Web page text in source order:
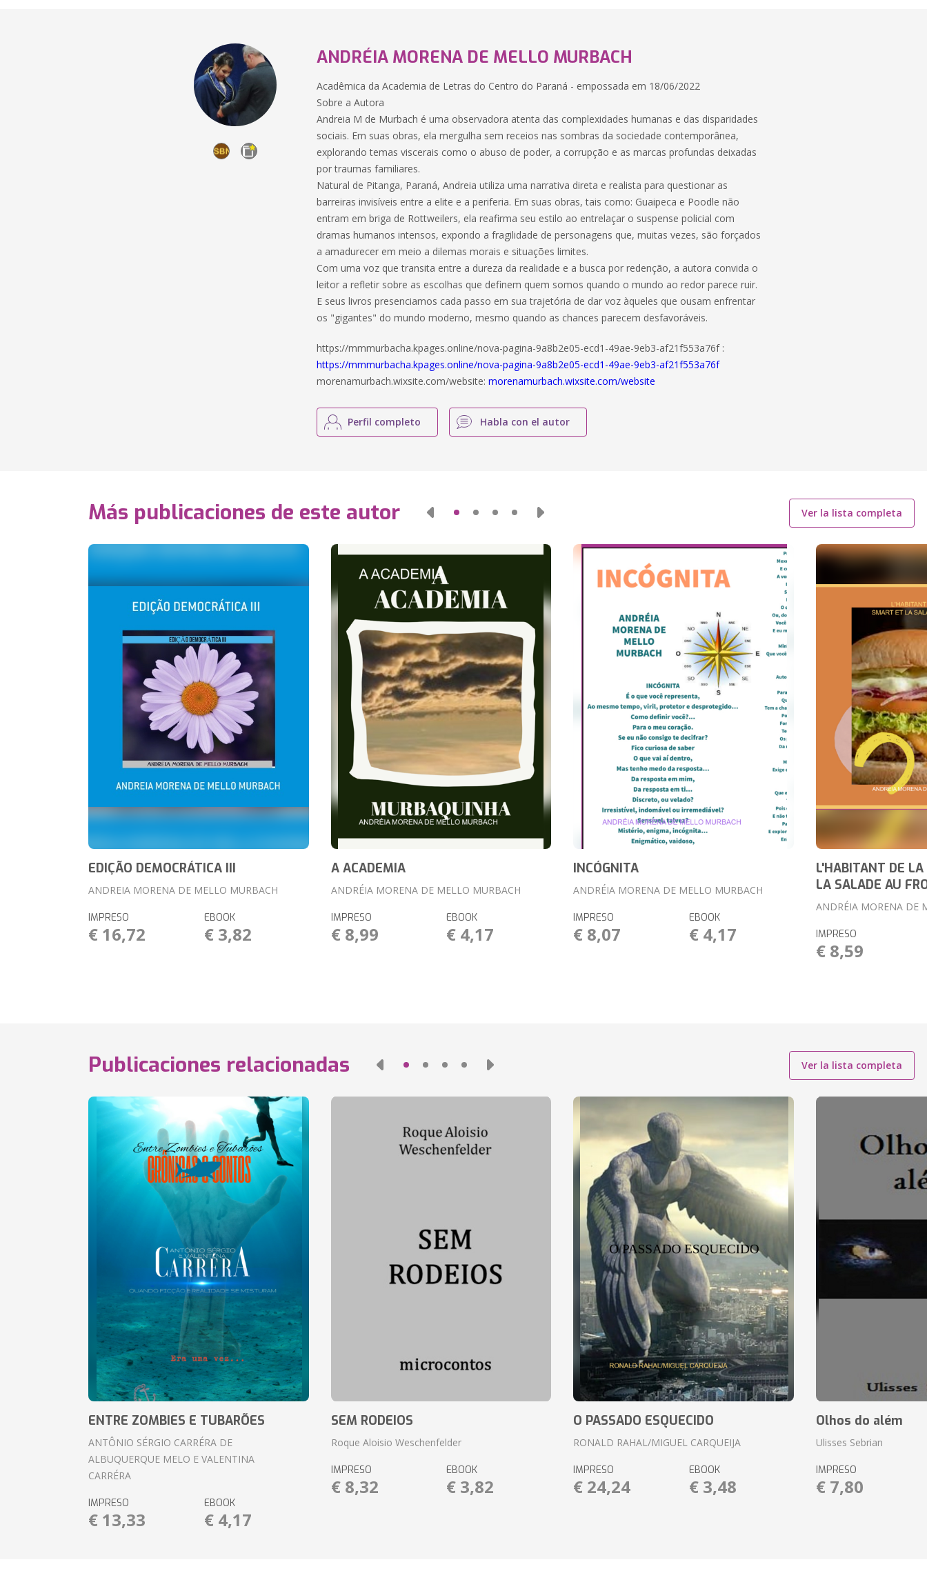
ANDRÉIA MORENA DE MELLO MURBACH
Acadêmica da Academia de Letras do Centro do Paraná - empossada em 18/06/2022
Sobre a Autora
Andreia M de Murbach é uma observadora atenta das complexidades humanas e das disparidades
sociais. Em suas obras, ela mergulha sem receios nas sombras da sociedade contemporânea,
explorando temas viscerais como o abuso de poder, a corrupção e as marcas profundas deixadas
por traumas familiares.
Natural de Pitanga, Paraná, Andreia utiliza uma narrativa direta e realista para questionar as
barreiras invisíveis entre a elite e a periferia. Em suas obras, tais como: Guaipeca e Poodle não
entram em briga de Rottweilers, ela reafirma seu estilo ao entrelaçar o suspense policial com
dramas humanos intensos, expondo a fragilidade de personagens que, muitas vezes, são forçados
a amadurecer em meio a dilemas morais e situações limites.
Com uma voz que transita entre a dureza da realidade e a busca por redenção, a autora convida o
leitor a refletir sobre as escolhas que definem quem somos quando o mundo ao redor parece ruir.
E seus livros presenciamos cada passo em sua trajetória de dar voz àqueles que ousam enfrentar
os "gigantes" do mundo moderno, mesmo quando as chances parecem desfavoráveis.
https://mmmurbacha.kpages.online/nova-pagina-9a8b2e05-ecd1-49ae-9eb3-af21f553a76f :
https://mmmurbacha.kpages.online/nova-pagina-9a8b2e05-ecd1-49ae-9eb3-af21f553a76f
morenamurbach.wixsite.com/website:morenamurbach.wixsite.com/website
Perfil completo Habla con el autor
Más publicaciones de este autor Ver la lista completa
EDIÇÃO DEMOCRÁTICA III
ANDREIA MORENA DE MELLO MURBACH
IMPRESO
€ 16,72
EBOOK
€ 3,82
A ACADEMIA
ANDRÉIA MORENA DE MELLO MURBACH
IMPRESO
€ 8,99
EBOOK
€ 4,17
INCÓGNITA
ANDRÉIA MORENA DE MELLO MURBACH
IMPRESO
€ 8,07
EBOOK
€ 4,17
L'HABITANT DE
LA SALADE AU
ANDRÉIA MORENA DE
IMPRESO
€ 8,59
Publicaciones relacionadas Ver la lista completa
ENTRE ZOMBIES E TUBARÕES
ANTÔNIO SÉRGIO CARRÉRA DE
ALBUQUERQUE MELO E VALENTINA
CARRÉRA
IMPRESO
€ 13,33
EBOOK
€ 4,17
SEM RODEIOS
Roque Aloisio Weschenfelder
IMPRESO
€ 8,32
EBOOK
€ 3,82
O PASSADO ESQUECIDO
RONALD RAHAL/MIGUEL CARQUEIJA
IMPRESO
€ 24,24
EBOOK
€ 3,48
Olhos do além
Ulisses Sebrian
IMPRESO
€ 7,80